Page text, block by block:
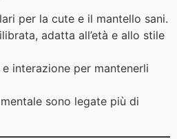
per la cute e il mantello sani.
adatta all’età e allo stile
interazione per mantenerli
sono legate più di